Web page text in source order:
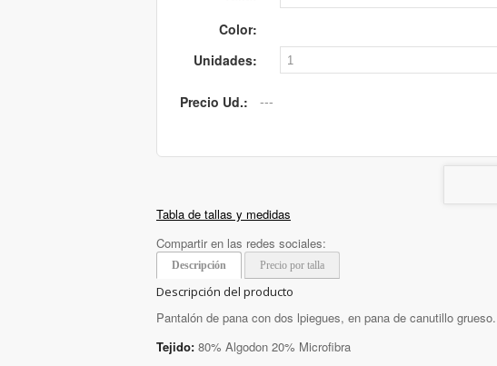
Color:
Unidades:
Precio Ud.:
Tabla de tallas y medidas
Compartir en las redes sociales:
Descripción Precio por talla
Descripción del producto
Pantalón de pana con dos lpiegues, en pana de canutillo grueso.
Tejido: 80% Algodon 20% Microfibra